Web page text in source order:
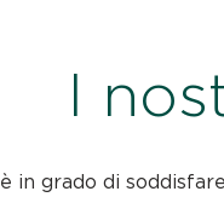
I
è in grado di